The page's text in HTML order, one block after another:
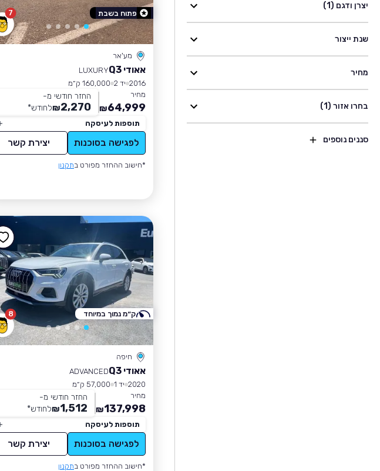
יצרן ודגם (1)
שנת ייצור
מחיר
בחרו אזור (1)
סננים נוספים
7
מע'אר
אאודי Q3
LUXURY
2016 יד 2
160,000 ק״מ
מחיר
64,999
₪
החזר חודשי מ-
2,270
₪לחודש*
תוספות לעיסקה
לפגישה בסוכנות יצירת קשר
*חישוב ההחזר מפורט בתקנון
פתוח בשבת
8
חיפה
אאודי Q3
ADVANCED
2020 יד 1
57,000 ק״מ
מחיר
137,998
₪
החזר חודשי מ-
1,512
₪לחודש*
תוספות לעיסקה
לפגישה בסוכנות יצירת קשר
*חישוב ההחזר מפורט בתקנון
ק״מ נמוך במיוחד